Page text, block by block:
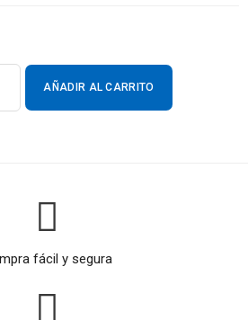
AÑADIR AL CARRITO
fácil y segura